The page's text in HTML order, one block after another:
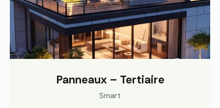
Panneaux – Tertiaire
Smart